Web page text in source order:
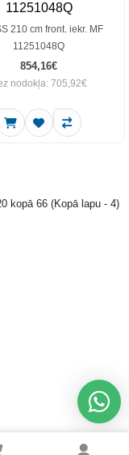
11251048Q
210 cm front. iekr. MF
11251048Q
854,16€
nodokļa: 705,92€
kopā 66 (Kopā lapu - 4)